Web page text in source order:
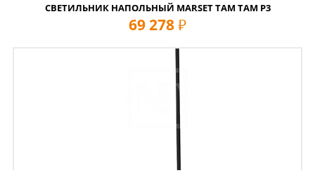
СВЕТИЛЬНИК НАПОЛЬНЫЙ MARSET TAM TAM P3
69 278 руб